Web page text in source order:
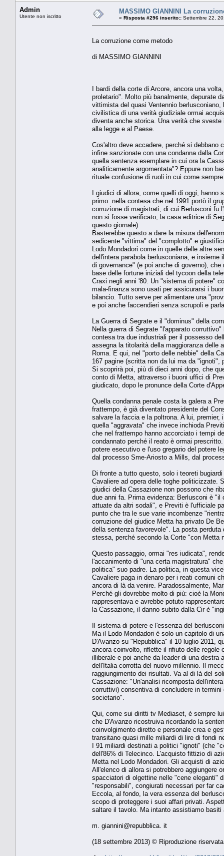
Admin
Utente non iscritto
MASSIMO GIANNINI La
« Risposta #296 inserito:: Settembre 22,
La corruzione come metodo
di MASSIMO GIANNINI
I bardi della corte di Arcore, ancora una
proletario". Molto più banalmente, depurate
vittimista del quasi Ventennio
civilistica di una verità giudiziale ormai
diventa anche storica. Una verità che
alla legge e al Paese.
Cos'altro deve accadere, perché si debbano
infine sanzionate con una condanna dalla
quella sentenza esemplare in cui ora la
analiticamente argomentata"? Eppure non
rituale confusione di ruoli in cui come
I giudici di allora, come quelli di oggi, hanno
primo: nella contesa che nel 1991 portò il
corruzione di magistrati, di cui Berlusconi fu
non si fosse verificato, la casa editrice di
questo giornale).
Basterebbe questo a dare la misura
sedicente "vittima" del "complotto" e
Lodo Mondadori come in quelle delle altre
dell'intera parabola berlusconiana, e
di governance" (e poi anche di governo),
base delle fortune iniziali del tycoon della
Craxi negli anni '80. Un "sistema di potere"
mala-finanza sono usati per assicurarsi i
bilancio. Tutto serve per alimentare una
e poi anche faccendieri senza scrupoli e
La Guerra di Segrate e il "dominus" della
Nella guerra di Segrate "l'apparato
contesa tra due industriali per il possesso
assegna la titolarità della maggioranza delle
Roma. E qui, nel "porto delle nebbie" della
167 pagine (scritta non da lui ma da
Si scoprirà poi, più di dieci anni dopo, che
conto di Metta, attraverso i buoni uffici di
giudicato, dopo le pronunce della Corte
Quella condanna penale costa la galera a
frattempo, è già diventato presidente del
salvare la faccia e la poltrona. A lui,
quella "aggravata" che invece inchioda
che nel frattempo hanno accorciato i tempi
condannato perché il reato è ormai
potere esecutivo e l'uso gregario del potere
dal processo Sme-Ariosto a Mills, dal
Di fronte a tutto questo, solo i teoreti
Cavaliere ad opera delle toghe politicizzate.
giudici della Cassazione non possono che
due anni fa. Prima evidenza: Berlusconi è
attuate da altri sodali", e Previti è l'ufficiale
punto che tra le sue varie incombenze
corruzione del giudice Metta ha privato De
della sentenza favorevole". La posta
stessa, perché secondo la Corte "con Metta
Questo passaggio, ormai "res iudicata",
l'accanimento di "una certa magistratura"
politica" suo padre. La politica, in questa
Cavaliere paga in denaro per i reati comuni
ancora di là da venire. Paradossalmente,
Perché gli dovrebbe molto di più: cioè la
rappresentava e avrebbe potuto
la Cassazione, il danno subito dalla Cir è
Il sistema di potere e l'essenza del
Ma il Lodo Mondadori è solo un capitolo di
D'Avanzo su "Repubblica" il 10 luglio 2011,
ancora coinvolto, riflette il rifiuto delle regole
illiberale e poi anche da leader di una
dell'Italia corrotta del nuovo millennio. Il
raggiungimento dei risultati. Va al di là del
Cassazione: "Un'analisi ricomposta
corruttivi) consentiva di concludere in
societario".
Qui, come sui diritti tv Mediaset, è sempre
che D'Avanzo ricostruiva ricordando la
coinvolgimento diretto e personale crea e
transitano quasi mille miliardi di lire di fondi
I 91 miliardi destinati a politici "ignoti" (che
dell'86% di Telecinco. L'acquisto fittizio di
Metta nel Lodo Mondadori. Gli acquisti di
All'elenco di allora si potrebbero aggiungere
spacciatori di olgettine nelle "cene eleganti"
"responsabili", congiurati necessari per far
Eccola, al fondo, la vera essenza del
scopo di proteggere i suoi affari privati.
saltare il tavolo. Ma intanto assistiamo
m. giannini@repubblica. it
(18 settembre 2013) © Riproduzione riservata